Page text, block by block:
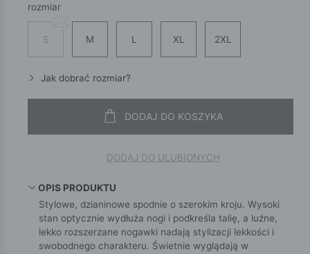
rozmiar
S M L XL 2XL
Jak dobrać rozmiar?
DODAJ DO KOSZYKA
DODAJ DO ULUBIONYCH
OPIS PRODUKTU
Stylowe, dzianinowe spodnie o szerokim kroju. Wysoki
stan optycznie wydłuża nogi i podkreśla talię, a luźne,
lekko rozszerzane nogawki nadają stylizacji lekkości i
swobodnego charakteru. Świetnie wyglądają w